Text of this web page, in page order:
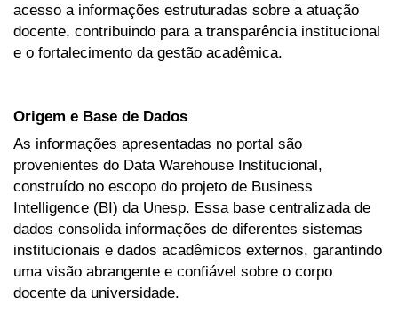
acesso a informações estruturadas sobre a atuação
docente, contribuindo para a transparência institucional
e o fortalecimento da gestão acadêmica.
Origem e Base de Dados
As informações apresentadas no portal são
provenientes do Data Warehouse Institucional,
construído no escopo do projeto de Business
Intelligence (BI) da Unesp. Essa base centralizada de
dados consolida informações de diferentes sistemas
institucionais e dados acadêmicos externos, garantindo
uma visão abrangente e confiável sobre o corpo
docente da universidade.